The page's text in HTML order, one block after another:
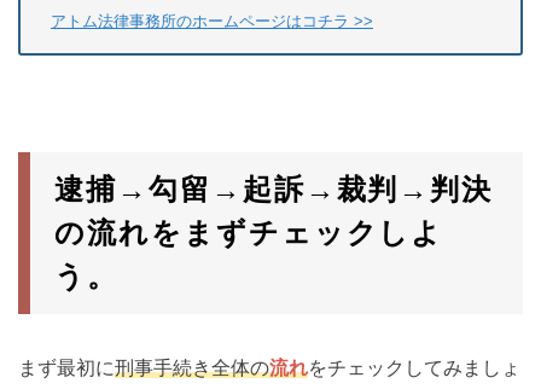
アトム法律事務所のホームページはコチラ >>
逮捕→勾留→起訴→裁判→判決
の流れをまずチェックしよ
う。
まず最初に刑事手続き全体の流れをチェックしてみましょ